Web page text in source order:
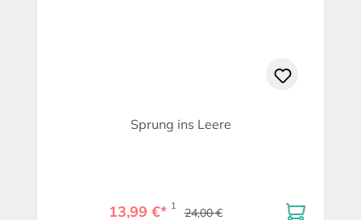
Sprung ins Leere
13,99 €* 1 24,00 €